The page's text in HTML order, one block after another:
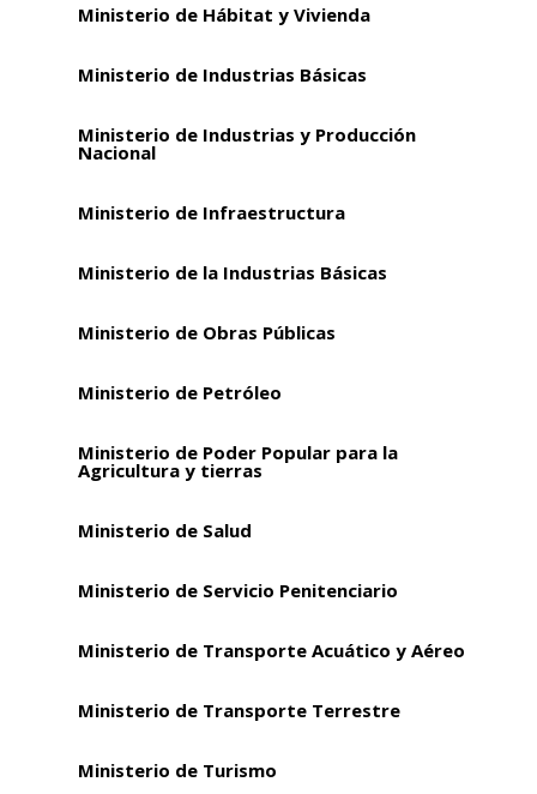
Ministerio de Hábitat y Vivienda
Ministerio de Industrias Básicas
Ministerio de Industrias y Producción
Nacional
Ministerio de Infraestructura
Ministerio de la Industrias Básicas
Ministerio de Obras Públicas
Ministerio de Petróleo
Ministerio de Poder Popular para la
Agricultura y tierras
Ministerio de Salud
Ministerio de Servicio Penitenciario
Ministerio de Transporte Acuático y Aéreo
Ministerio de Transporte Terrestre
Ministerio de Turismo